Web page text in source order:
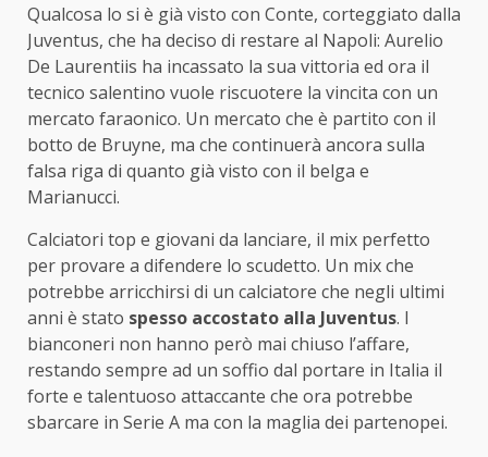
Qualcosa lo si è già visto con Conte, corteggiato dalla
Juventus, che ha deciso di restare al Napoli: Aurelio
De Laurentiis ha incassato la sua vittoria ed ora il
tecnico salentino vuole riscuotere la vincita con un
mercato faraonico. Un mercato che è partito con il
botto de Bruyne, ma che continuerà ancora sulla
falsa riga di quanto già visto con il belga e
Marianucci.
Calciatori top e giovani da lanciare, il mix perfetto
per provare a difendere lo scudetto. Un mix che
potrebbe arricchirsi di un calciatore che negli ultimi
anni è stato spesso accostato alla Juventus. I
bianconeri non hanno però mai chiuso l’affare,
restando sempre ad un soffio dal portare in Italia il
forte e talentuoso attaccante che ora potrebbe
sbarcare in Serie A ma con la maglia dei partenopei.